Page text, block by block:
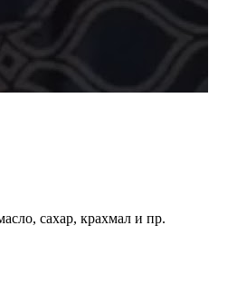
сахар, крахмал и пр.